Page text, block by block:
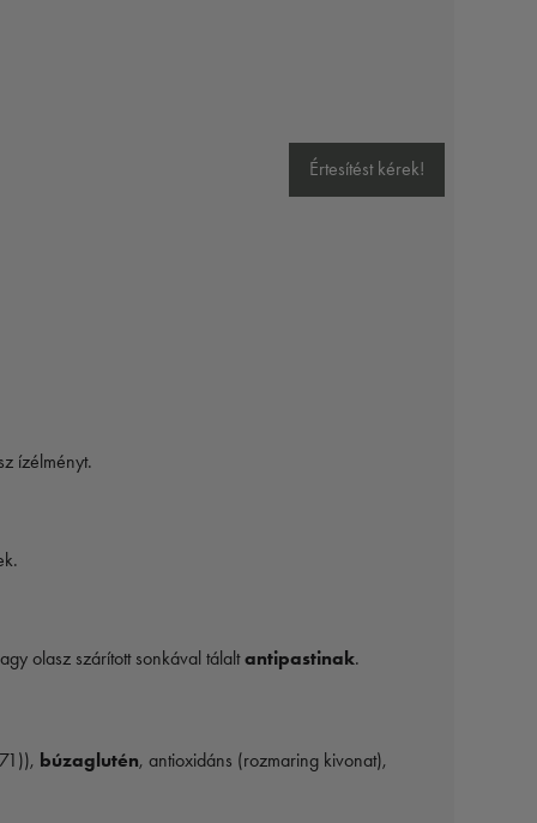
Értesítést kérek!
ízélményt.
olasz szárított sonkával tálaltantipastinak.
búzaglutén, antioxidáns (rozmaring kivonat),